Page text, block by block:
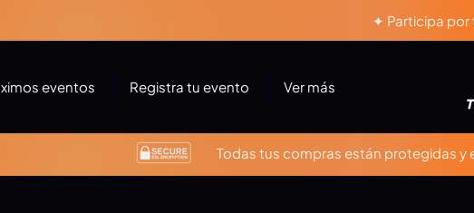
✦ Participa
eventos Registra tu evento Ver más
Todas tus compras están protegidas y